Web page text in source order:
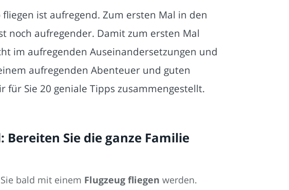
fliegen ist aufregend. Zum ersten Mal in den
noch aufregender. Damit zum ersten Mal
im aufregenden Auseinandersetzungen und
aufregenden Abenteuer und guten
Sie 20 geniale Tipps zusammengestellt.
Sie die ganze Familie
bald mit einem Flugzeug fliegen werden.